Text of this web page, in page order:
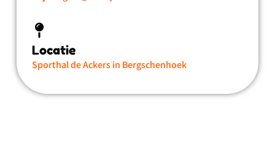
Locatie
Sporthal de Ackers in Bergschenhoek